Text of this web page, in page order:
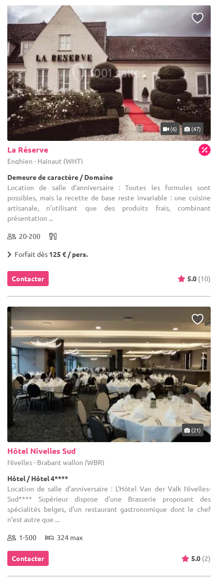
(6) (47)
La Réserve
Enghien - Hainaut (WHT)
Demeure de caractère / Domaine
Location de salle d'anniversaire : Toutes les formules sont
possibles, mais la recette de base reste invariable : une cuisine
artisanale, n’utilisant que des produits frais, combinant
présentation ...
20-200
Forfait dès 125 € / pers.
Contacter 5.0 (10)
(21)
Hôtel Nivelles Sud
Nivelles - Brabant wallon (WBR)
Hôtel / Hôtel 4****
Location de salle d'anniversaire : L'Hôtel Van der Valk Nivelles-
Sud**** Supérieur dispose d'une Brasserie proposant des
spécialités belges, d'un restaurant gastronomique dont le chef
n’est autre que ...
1-500 324 max
Contacter 5.0 (2)